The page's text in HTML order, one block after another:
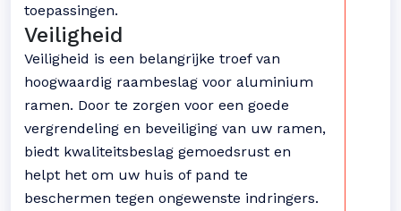
toepassingen.
Veiligheid
Veiligheid is een belangrijke troef van
hoogwaardig raambeslag voor aluminium
ramen. Door te zorgen voor een goede
vergrendeling en beveiliging van uw ramen,
biedt kwaliteitsbeslag gemoedsrust en
helpt het om uw huis of pand te
beschermen tegen ongewenste indringers.